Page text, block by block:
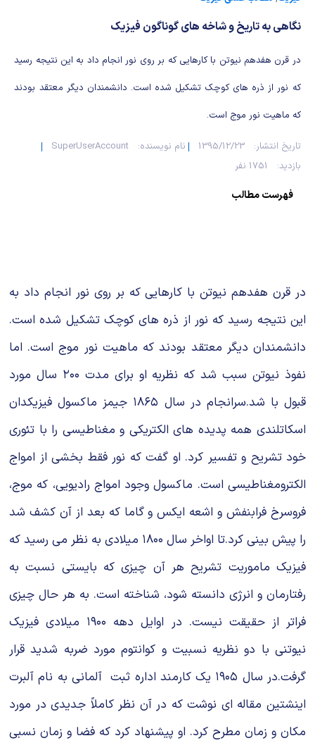
نگاهى به تاریخ و شاخه هاى گوناگون فیزیک
در قرن هفدهم نیوتن با کارهایى که بر روى نور انجام داد به این نتیجه رسید
که نور از ذره هاى کوچک تشکیل شده است. دانشمندان دیگر معتقد بودند
که ماهیت نور موج است.
تاریخ انتشار: 1395/12/23 نام نویسنده:
SuperUserAccount
بازدید:
1751 نفر
فهرست مطالب
در قرن هفدهم نیوتن با کارهایى که بر روى نور انجام داد به
این نتیجه رسید که نور از ذره هاى کوچک تشکیل شده است.
دانشمندان دیگر معتقد بودند که ماهیت نور موج است. اما
نفوذ نیوتن سبب شد که نظریه او براى مدت ۲۰۰ سال مورد
قبول با شد.سرانجام در سال ۱۸۶۵ جیمز ماکسول فیزیکدان
اسکاتلندى همه پدیده هاى الکتریکى و مغناطیسى را با تئورى
خود تشریح و تفسیر کرد. او گفت که نور فقط بخشى از امواج
الکترومغناطیسى است. ماکسول وجود امواج رادیویى، که موج،
فروسرخ فرابنفش و اشعه ایکس و گاما که بعد از آن کشف شد
را پیش بینى کرد.تا اواخر سال ۱۸۰۰ میلادى به نظر مى رسید که
فیزیک ماموریت تشریح هر آن چیزى که بایستى نسبت به
رفتارمان و انرژى دانسته شود، شناخته است. به هر حال چیزى
فراتر از حقیقت نیست. در اوایل دهه ۱۹۰۰ میلادى فیزیک
نیوتنى با دو نظریه نسبیت و کوانتوم مورد ضربه شدید قرار
گرفت.در سال ۱۹۰۵ یک کارمند اداره ثبت آلمانى به نام آلبرت
اینشتین مقاله اى نوشت که در آن نظر کاملاً جدیدى در مورد
مکان و زمان مطرح کرد. او پیشنهاد کرد که فضا و زمان نسبى
صلاح های شیمیایی
بمب های شیمیایی
شیمی عمومی
روانپزشکی
گیاهان دارویی